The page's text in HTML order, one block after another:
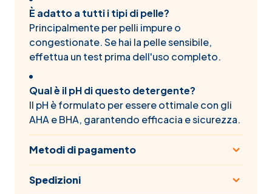
È adatto a tutti i tipi di pelle?
Principalmente per pelli impure o
congestionate. Se hai la pelle sensibile,
effettua un test prima dell'uso completo.
Qual è il pH di questo detergente?
Il pH è formulato per essere ottimale con gli
AHA e BHA, garantendo efficacia e sicurezza.
Metodi di pagamento
Spedizioni